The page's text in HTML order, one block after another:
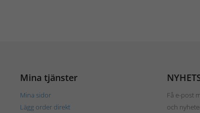
Mina tjänster
Mina sidor
Lägg order direkt
Få e-post
och